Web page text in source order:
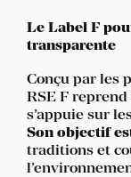
Le Label F
transparente
Conçu par les
RSE F
s’appuie sur
Son objectif
traditions et